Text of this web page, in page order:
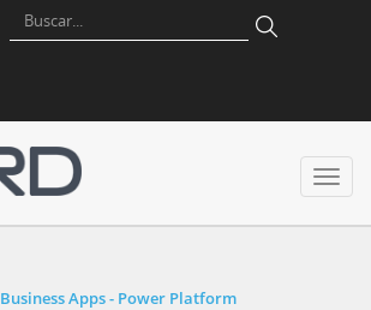
Business Apps - Power Platform